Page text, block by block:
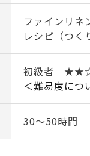
ファインリネ
レシピ（つく
初級者
＜難易度につ
30～50時間